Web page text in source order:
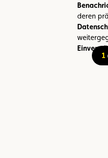
deren
1